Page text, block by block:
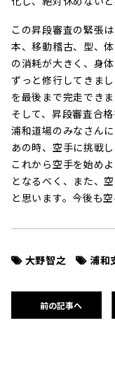
この昇段審査の緊張
本、移動稽古、型、
の消耗が大きく、身
ずっと修行してきま
を最後まで完走できま
そして、昇段審査合
浦和道場のみなさん
あの時、空手に挑戦
これから空手を始め
となるべく、また、
と思います。今後も
大野智之 浦和
前の記事へ